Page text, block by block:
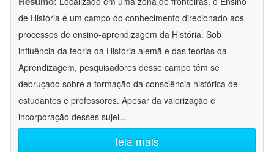
de História é um campo do conhecimento direcionado aos
processos de ensino-aprendizagem da História. Sob
influência da teoria da História alemã e das teorias da
Aprendizagem, pesquisadores desse campo têm se
debruçado sobre a formação da consciência histórica de
estudantes e professores. Apesar da valorização e
incorporação desses sujei...
leia mais